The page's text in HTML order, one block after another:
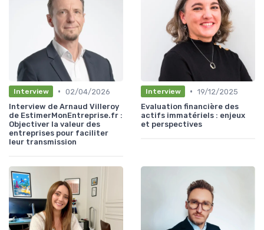
Interview • 02/04/2026
Interview de Arnaud Villeroy
de EstimerMonEntreprise.fr :
Objectiver la valeur des
entreprises pour faciliter
leur transmission
Interview • 19/12/2025
Evaluation financière des
actifs immatériels : enjeux
et perspectives